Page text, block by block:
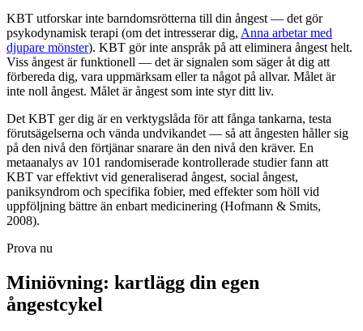
KBT utforskar inte barndomsrötterna till din ångest — det gör
psykodynamisk terapi (om det intresserar dig, Anna arbetar med
djupare mönster). KBT gör inte anspråk på att eliminera ångest helt.
Viss ångest är funktionell — det är signalen som säger åt dig att
förbereda dig, vara uppmärksam eller ta något på allvar. Målet är
inte noll ångest. Målet är ångest som inte styr ditt liv.
Det KBT ger dig är en verktygslåda för att fånga tankarna, testa
förutsägelserna och vända undvikandet — så att ångesten håller sig
på den nivå den förtjänar snarare än den nivå den kräver. En
metaanalys av 101 randomiserade kontrollerade studier fann att
KBT var effektivt vid generaliserad ångest, social ångest,
paniksyndrom och specifika fobier, med effekter som höll vid
uppföljning bättre än enbart medicinering (Hofmann & Smits,
2008).
Prova nu
Miniövning: kartlägg din egen
ångestcykel